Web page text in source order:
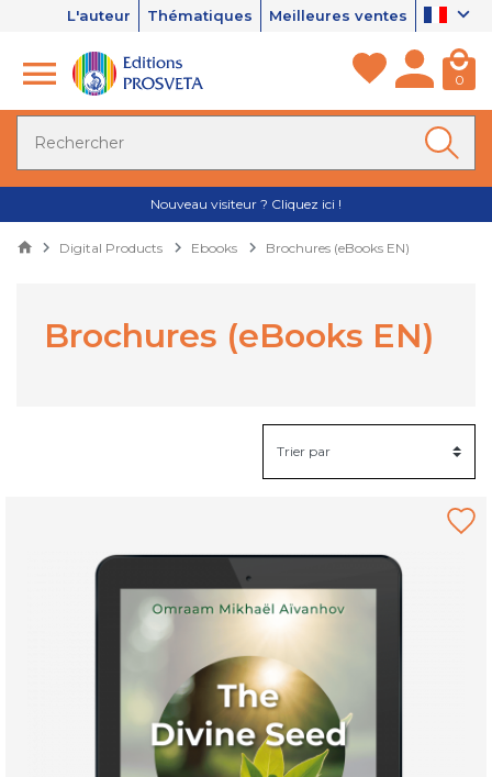
L'auteur Thématiques Meilleures ventes
0
Nouveau visiteur ? Cliquez ici !
Digital Products Ebooks Brochures (eBooks EN)
Brochures (eBooks EN)